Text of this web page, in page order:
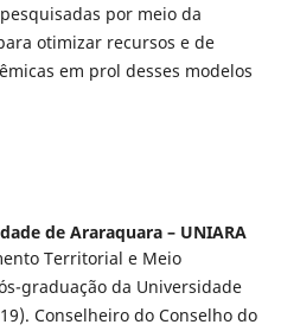
por meio da
otimizar recursos e de
em prol desses modelos
de Araraquara – UNIARA
Territorial e Meio
graduação da Universidade
Conselheiro do Conselho do